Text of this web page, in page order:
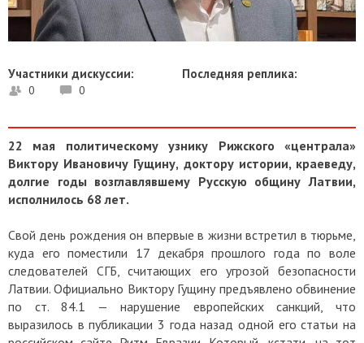
Участники дискуссии:
0 0
Последняя реплика:
22 мая политическому узнику Рижского «централа»
Виктору Ивановичу Гущину, доктору истории, краеведу,
долгие годы возглавлявшему Русскую общину Латвии,
исполнилось 68 лет.
Свой день рождения он впервые в жизни встретил в тюрьме,
куда его поместили 17 декабря прошлого года по воле
следователей СГБ, считающих его угрозой безопасности
Латвии. Официально Виктору Гущину предъявлено обвинение
по ст. 84.1 — нарушение европейских санкций, что
выразилось в публикации 3 года назад одной его статьи на